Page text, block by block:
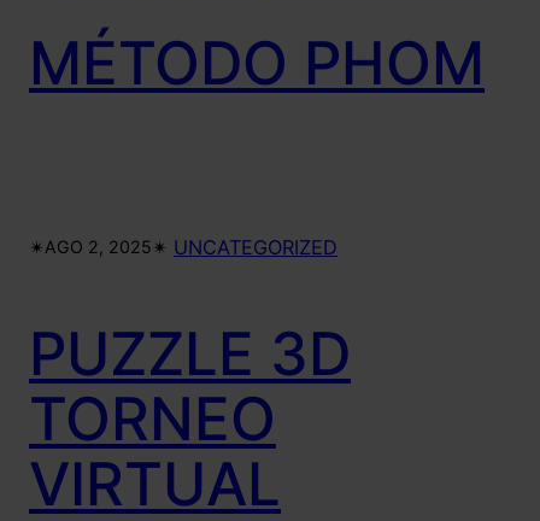
MÉTODO PHOM
✴︎AGO 2, 2025✴︎ UNCATEGORIZED
PUZZLE 3D
TORNEO
VIRTUAL